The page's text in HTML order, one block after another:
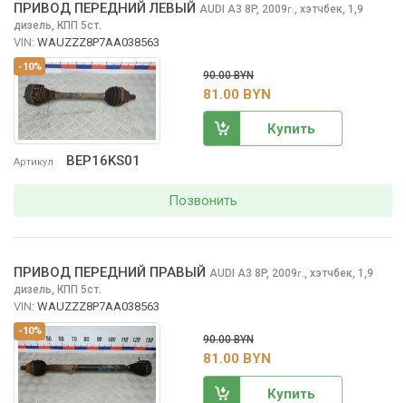
-10%
Артикул BEP16KS01
ПРИВОД ПЕРЕДНИЙ ЛЕВЫЙ AUDI A3 8P, 2009г., хэтчбек, 1,9
дизель, КПП 5ст.
VIN: WAUZZZ8P7AA038563
90.00 BYN
81.00 BYN
Купить
Позвонить
-10%
ПРИВОД ПЕРЕДНИЙ ПРАВЫЙ AUDI A3 8P, 2009г., хэтчбек, 1,9
дизель, КПП 5ст.
VIN: WAUZZZ8P7AA038563
90.00 BYN
81.00 BYN
Купить